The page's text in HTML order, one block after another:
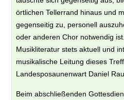
örtlichen Tellerrand hinaus und
gegenseitig zu, personell
oder anderen Chor notwendig
Musikliteratur stets aktuell und
musikalische Leitung dieses
Landesposaunenwart Daniel Rau.
Beim abschließenden